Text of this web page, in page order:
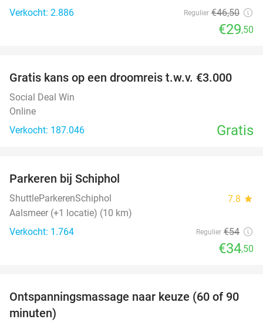
Verkocht: 2.886
Regulier €46,50
€29,50
Gratis kans op een droomreis t.w.v. €3.000
Social Deal Win
Online
Verkocht: 187.046
Gratis
Parkeren bij Schiphol
ShuttleParkerenSchiphol 7.8 star
Aalsmeer (+1 locatie) (10 km)
Verkocht: 1.764
Regulier €54
€34,50
40%
Ontspanningsmassage naar keuze (60 of 90
minuten)